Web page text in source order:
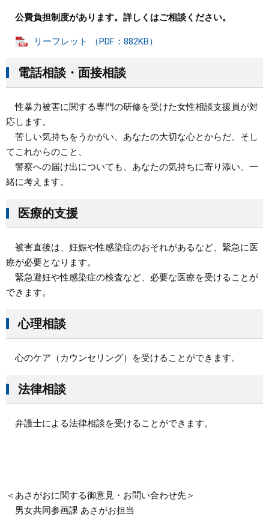
公費負担制度があります。詳しくはご相談ください。
リーフレット （PDF：882KB）
電話相談・面接相談
性暴力被害に関する専門の研修を受けた女性相談支援員が対
応します。
苦しい気持ちをうかがい、あなたの大切な心とからだ、そし
てこれからのこと、
警察への届け出についても、あなたの気持ちに寄り添い、一
緒に考えます。
医療的支援
被害直後は、妊娠や性感染症のおそれがあるなど、緊急に医
療が必要となります。
緊急避妊や性感染症の検査など、必要な医療を受けることが
できます。
心理相談
心のケア（カウンセリング）を受けることができます。
法律相談
弁護士による法律相談を受けることができます。
＜あさがおに関する御意見・お問い合わせ先＞
男女共同参画課 あさがお担当​​